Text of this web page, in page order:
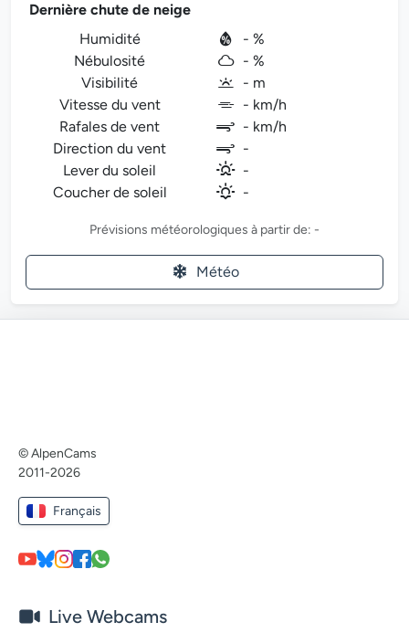
Dernière chute de neige
Humidité
- %
Nébulosité
- %
Visibilité
- m
Vitesse du vent
- km/h
Rafales de vent
- km/h
Direction du vent
-
Lever du soleil
-
Coucher de soleil
-
Prévisions météorologiques à partir de: -
Météo
© AlpenCams
2011-2026
Français
Live Webcams